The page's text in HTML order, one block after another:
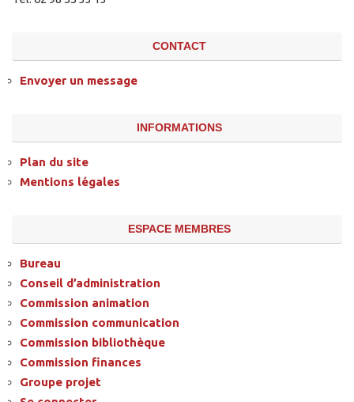
CONTACT
Envoyer un message
INFORMATIONS
Plan du site
Mentions légales
ESPACE MEMBRES
Bureau
Conseil d’administration
Commission animation
Commission communication
Commission bibliothèque
Commission finances
Groupe projet